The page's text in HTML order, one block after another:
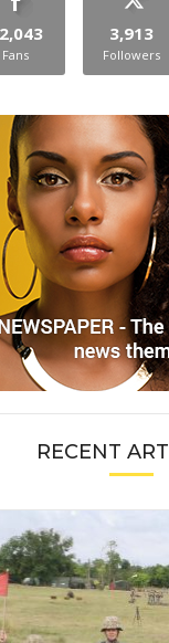
Fans
3,913
Followers
RECENT